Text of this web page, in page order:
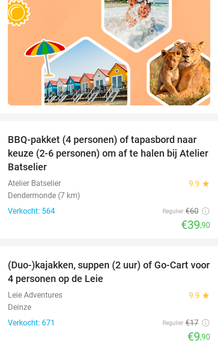
34%
BBQ-pakket (4 personen) of tapasbord naar
keuze (2-6 personen) om af te halen bij Atelier
Batselier
Atelier Batselier 9.9 star
Dendermonde (7 km)
Verkocht: 564
Regulier €60
€39,90
42%
(Duo-)kajakken, suppen (2 uur) of Go-Cart voor
4 personen op de Leie
Leie Adventures 9.9 star
Deinze
Verkocht: 671
Regulier €17
€9,90